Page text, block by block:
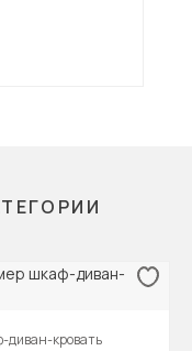
диван-кровать